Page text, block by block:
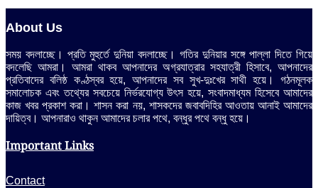
About Us
সময় বদলাচ্ছে। প্রতি মুহুর্তে দুনিয়া বদলাচ্ছে। গতির দুনিয়ার সঙ্গে পাল্লা দিতে গিয়ে
বদলেছি আমরা। আমরা থাকব আপনাদের অগ্রযাত্রার সহযাত্রী হিসাবে, আপনাদের
প্রতিবাদের বলিষ্ঠ কণ্ঠস্বর হয়ে, আপনাদের সব সুখ-দুঃখের সাথী হয়ে। গঠনমূলক
সমালোচক এবং তথ্যের সবচেয়ে নির্ভরযোগ্য উ‍ৎস হয়ে, সংবাদমাধ্যম হিসেবে আমাদের
কাজ খবর প্রকাশ করা। শাসন করা নয়, শাসকদের জবাবদিহির আওতায় আনাই আমাদের
দায়িত্ব। আপনারাও থাকুন আমাদের চলার পথে, বন্ধুর পথে বন্ধু হয়ে।
Important Links
Contact